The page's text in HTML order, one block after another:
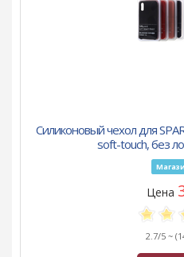
Силиконовый чехол для
soft-touch, без
Цена
2.7/5 ~